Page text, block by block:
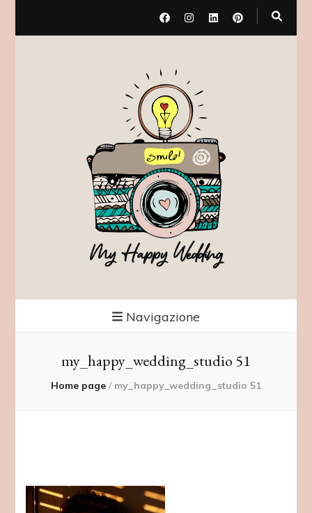
My Happy Wedding
Navigazione
my_happy_wedding_studio 51
Home page / my_happy_wedding_studio 51